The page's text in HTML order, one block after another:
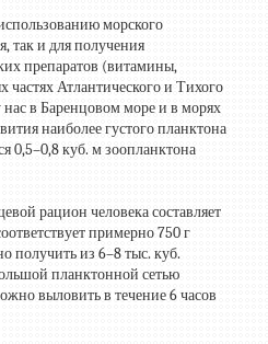
морского
так и для получения
препаратов (витамины,
Атлантического и Тихого
нас в Баренцовом море и в морях
наиболее густого планктона
0,5–0,8 куб. м зоопланктона
рацион человека составляет
примерно 750 г
получить из 6–8 тыс. куб.
планктонной сетью
выловить в течение 6 часов